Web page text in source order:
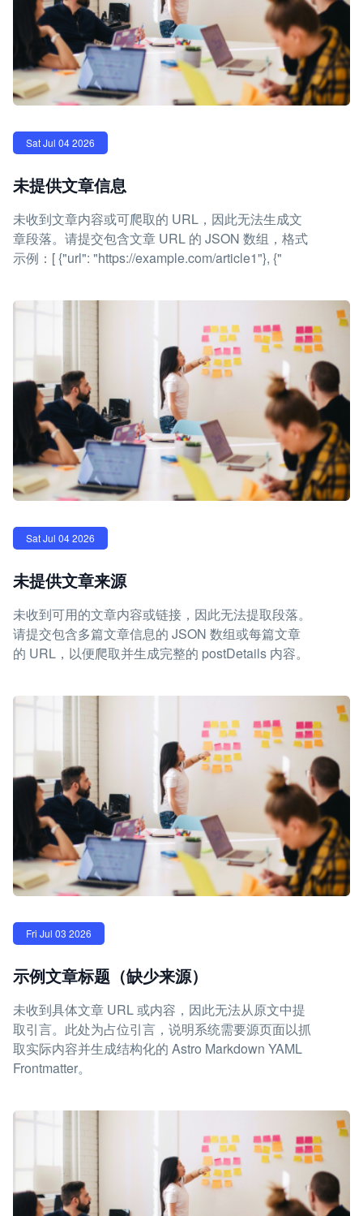
Sat Jul 04 2026
未提供文章信息
未收到文章内容或可爬取的 URL，因此无法生成文
章段落。请提交包含文章 URL 的 JSON 数组，格式
示例：[ {"url": "https://example.com/article1"}, {"
Sat Jul 04 2026
未提供文章来源
未收到可用的文章内容或链接，因此无法提取段落。
请提交包含多篇文章信息的 JSON 数组或每篇文章
的 URL，以便爬取并生成完整的 postDetails 内容。
Fri Jul 03 2026
示例文章标题（缺少来源）
未收到具体文章 URL 或内容，因此无法从原文中提
取引言。此处为占位引言，说明系统需要源页面以抓
取实际内容并生成结构化的 Astro Markdown YAML
Frontmatter。